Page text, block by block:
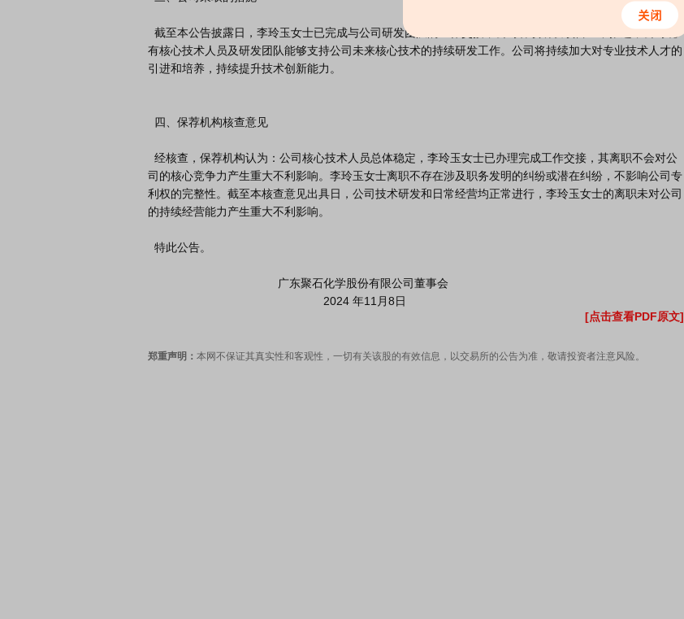
有核心技术人员及研发团队能够支持公司未来核心技术的持续研发工作。公司将持续加大对专业技术人才的
引进和培养，持续提升技术创新能力。
司的核心竞争力产生重大不利影响。李玲玉女士离职不存在涉及职务发明的纠纷或潜在纠纷，不影响公司专
利权的完整性。截至本核查意见出具日，公司技术研发和日常经营均正常进行，李玲玉女士的离职未对公司
的持续经营能力产生重大不利影响。
[点击查看PDF原文]
郑重声明： 本网不保证其真实性和客观性，一切有关该股的有效信息，以交易所的公告为准，敬请投资者注意风险。